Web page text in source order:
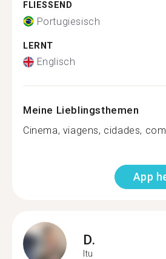
FLIESSEND
Portugiesisch
LERNT
Englisch
Meine Lieblingsthemen
Cinema, viagens, cidades,
App
D.
Itu